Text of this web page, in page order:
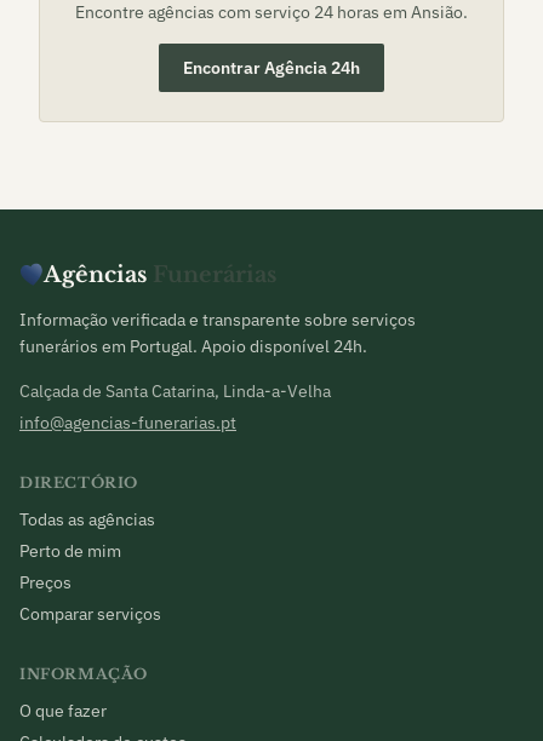
Encontre agências com serviço 24 horas em Ansião.
Encontrar Agência 24h
Agências Funerárias
Informação verificada e transparente sobre serviços
funerários em Portugal. Apoio disponível 24h.
Calçada de Santa Catarina, Linda-a-Velha
info@agencias-funerarias.pt
DIRECTÓRIO
Todas as agências
Perto de mim
Preços
Comparar serviços
INFORMAÇÃO
O que fazer